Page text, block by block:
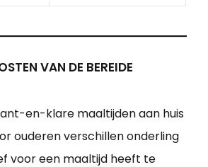
VAN DE BEREIDE
en-klare maaltijden aan huis
ouderen verschillen onderling
voor een maaltijd heeft te